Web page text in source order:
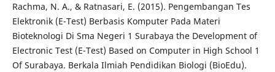
Rachma, N. A., & Ratnasari, E. (2015). Pengembangan Tes
Elektronik (E-Test) Berbasis Komputer Pada Materi
Bioteknologi Di Sma Negeri 1 Surabaya the Development of
Electronic Test (E-Test) Based on Computer in High School 1
Of Surabaya. Berkala Ilmiah Pendidikan Biologi (BioEdu).